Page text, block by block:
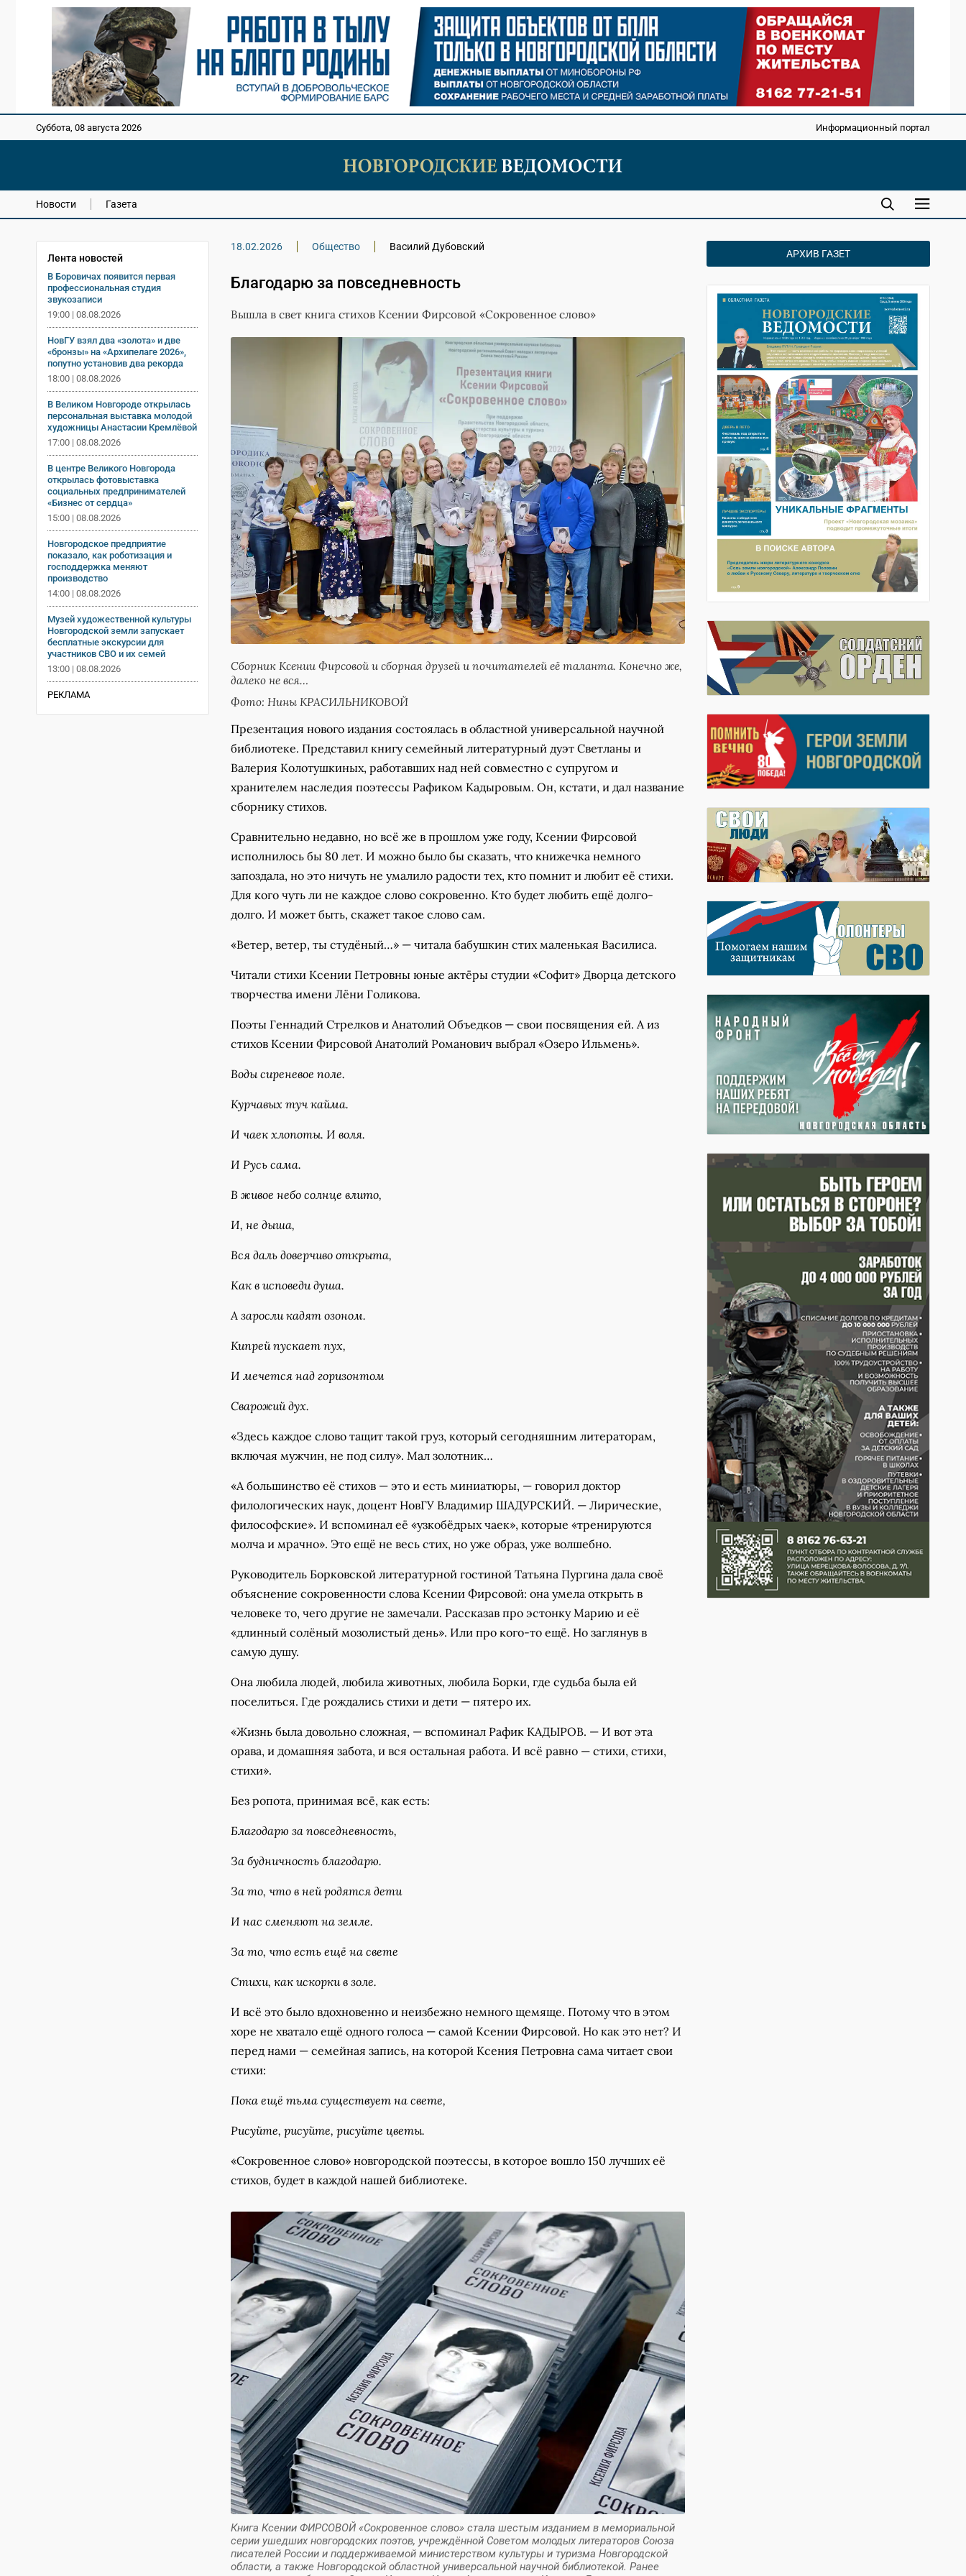
Суббота, 08 августа 2026 Информационный портал
Новости Газета
Лента новостей
В Боровичах появится первая
профессиональная студия
звукозаписи
19:00 | 08.08.2026
НовГУ взял два «золота» и две
«бронзы» на «Архипелаге 2026»,
попутно установив два рекорда
18:00 | 08.08.2026
В Великом Новгороде открылась
персональная выставка молодой
художницы Анастасии Кремлёвой
17:00 | 08.08.2026
В центре Великого Новгорода
открылась фотовыставка
социальных предпринимателей
«Бизнес от сердца»
15:00 | 08.08.2026
Новгородское предприятие
показало, как роботизация и
господдержка меняют
производство
14:00 | 08.08.2026
Музей художественной культуры
Новгородской земли запускает
бесплатные экскурсии для
участников СВО и их семей
13:00 | 08.08.2026
РЕКЛАМА
18.02.2026 Общество Василий Дубовский
Благодарю за повседневность
Вышла в свет книга стихов Ксении Фирсовой «Сокровенное слово»
Сборник Ксении Фирсовой и сборная друзей и почитателей её таланта. Конечно же,
далеко не вся…
Фото: Нины КРАСИЛЬНИКОВОЙ
Презентация нового издания состоялась в областной универсальной научной
библиотеке. Представил книгу семейный литературный дуэт Светланы и
Валерия Колотушкиных, работавших над ней совместно с супругом и
хранителем наследия поэтессы Рафиком Кадыровым. Он, кстати, и дал название
сборнику стихов.
Сравнительно недавно, но всё же в прошлом уже году, Ксении Фирсовой
исполнилось бы 80 лет. И можно было бы сказать, что книжечка немного
запоздала, но это ничуть не умалило радости тех, кто помнит и любит её стихи.
Для кого чуть ли не каждое слово сокровенно. Кто будет любить ещё долго-
долго. И может быть, скажет такое слово сам.
«Ветер, ветер, ты студёный…» — читала бабушкин стих маленькая Василиса.
Читали стихи Ксении Петровны юные актёры студии «Софит» Дворца детского
творчества имени Лёни Голикова.
Поэты Геннадий Стрелков и Анатолий Объедков — свои посвящения ей. А из
стихов Ксении Фирсовой Анатолий Романович выбрал «Озеро Ильмень».
Воды сиреневое поле.
Курчавых туч кайма.
И чаек хлопоты. И воля.
И Русь сама.
В живое небо солнце влито,
И, не дыша,
Вся даль доверчиво открыта,
Как в исповеди душа.
А заросли кадят озоном.
Кипрей пускает пух,
И мечется над горизонтом
Сварожий дух.
«Здесь каждое слово тащит такой груз, который сегодняшним литераторам,
включая мужчин, не под силу». Мал золотник…
«А большинство её стихов — это и есть миниатюры, — говорил доктор
филологических наук, доцент НовГУ Владимир ШАДУРСКИЙ. — Лирические,
философские». И вспоминал её «узкобёдрых чаек», которые «тренируются
молча и мрачно». Это ещё не весь стих, но уже образ, уже волшебно.
Руководитель Борковской литературной гостиной Татьяна Пургина дала своё
объяснение сокровенности слова Ксении Фирсовой: она умела открыть в
человеке то, чего другие не замечали. Рассказав про эстонку Марию и её
«длинный солёный мозолистый день». Или про кого-то ещё. Но заглянув в
самую душу.
Она любила людей, любила животных, любила Борки, где судьба была ей
поселиться. Где рождались стихи и дети — пятеро их.
«Жизнь была довольно сложная, — вспоминал Рафик КАДЫРОВ. — И вот эта
орава, и домашняя забота, и вся остальная работа. И всё равно — стихи, стихи,
стихи».
Без ропота, принимая всё, как есть:
Благодарю за повседневность,
За будничность благодарю.
За то, что в ней родятся дети
И нас сменяют на земле.
За то, что есть ещё на свете
Стихи, как искорки в золе.
И всё это было вдохновенно и неизбежно немного щемяще. Потому что в этом
хоре не хватало ещё одного голоса — самой Ксении Фирсовой. Но как это нет? И
перед нами — семейная запись, на которой Ксения Петровна сама читает свои
стихи:
Пока ещё тьма существует на свете,
Рисуйте, рисуйте, рисуйте цветы.
«Сокровенное слово» новгородской поэтессы, в которое вошло 150 лучших её
стихов, будет в каждой нашей библиотеке.
Книга Ксении ФИРСОВОЙ «Сокровенное слово» стала шестым изданием в мемориальной
серии ушедших новгородских поэтов, учреждённой Советом молодых литераторов Союза
писателей России и поддерживаемой министерством культуры и туризма Новгородской
области, а также Новгородской областной универсальной научной библиотекой. Ранее
АРХИВ ГАЗЕТ